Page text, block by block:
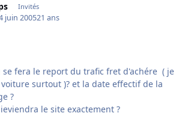
Invités
juin 200521 ans
se fera le report du trafic fret d'achére ( je
surtout )? et la date effectif de la
?
le site exactement ?